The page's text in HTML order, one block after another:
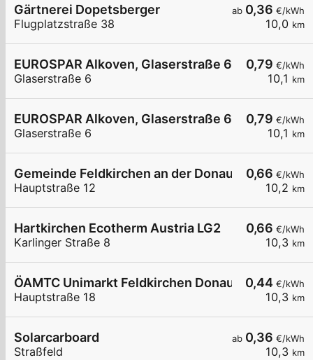
ab 0,36 €/kWh
10,0 km
Gärtnerei Dopetsberger
Flugplatzstraße 38
0,79 €/kWh
10,1 km
EUROSPAR Alkoven, Glaserstraße 6, 02
Glaserstraße 6
0,79 €/kWh
10,1 km
EUROSPAR Alkoven, Glaserstraße 6, 01
Glaserstraße 6
0,66 €/kWh
10,2 km
Gemeinde Feldkirchen an der Donau
Hauptstraße 12
0,66 €/kWh
10,3 km
Hartkirchen Ecotherm Austria LG2
Karlinger Straße 8
0,44 €/kWh
10,3 km
ÖAMTC Unimarkt Feldkirchen Donau
Hauptstraße 18
ab 0,36 €/kWh
10,3 km
Solarcarboard
Straßfeld